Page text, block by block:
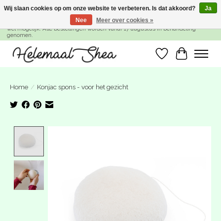
SUMMER BREAK! Wij zijn gesloten van 27 juli t/m 16 augustus. Bestellen is nog
wel mogelijk. Alle bestellingen worden vanaf 17 augustus in behandeling
genomen.
Verlanglijst
Home / Konjac spons - voor het gezicht
Wij slaan cookies op om onze website te verbeteren. Is dat akkoord?
Ja
Nee
Meer over cookies »